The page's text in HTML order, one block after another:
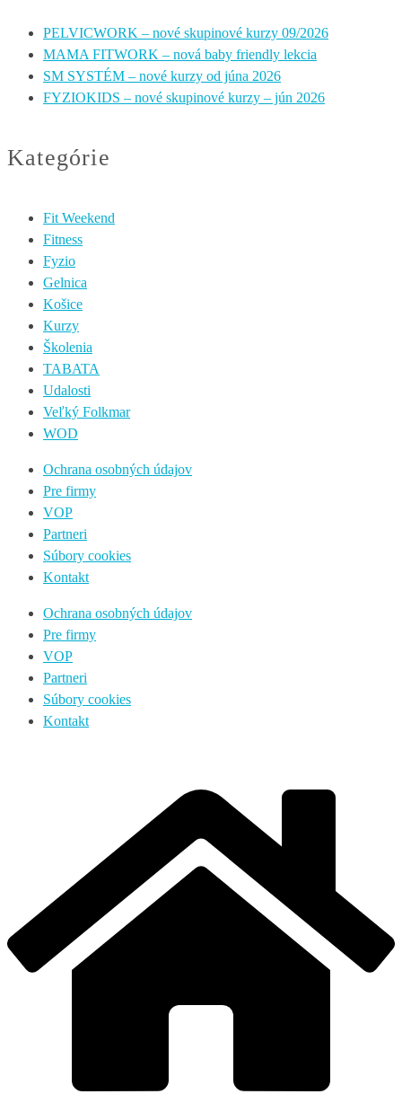
PELVICWORK – nové skupinové kurzy 09/2026
MAMA FITWORK – nová baby friendly lekcia
SM SYSTÉM – nové kurzy od júna 2026
FYZIOKIDS – nové skupinové kurzy – jún 2026
Kategórie
Fit Weekend
Fitness
Fyzio
Gelnica
Košice
Kurzy
Školenia
TABATA
Udalosti
Veľký Folkmar
WOD
Ochrana osobných údajov
Pre firmy
VOP
Partneri
Súbory cookies
Kontakt
Ochrana osobných údajov
Pre firmy
VOP
Partneri
Súbory cookies
Kontakt